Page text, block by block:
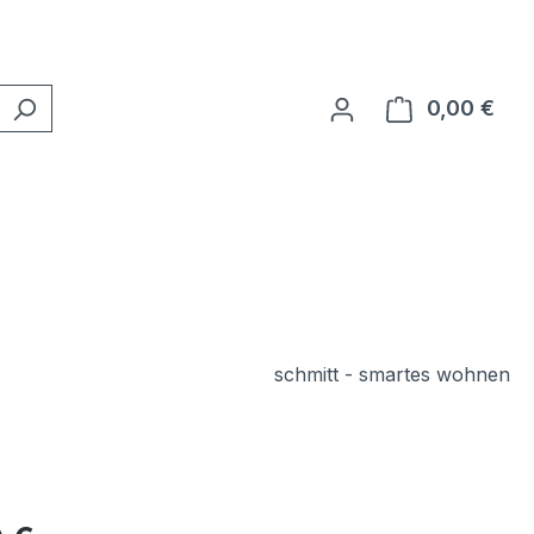
0,00 €
schmitt - smartes wohnen